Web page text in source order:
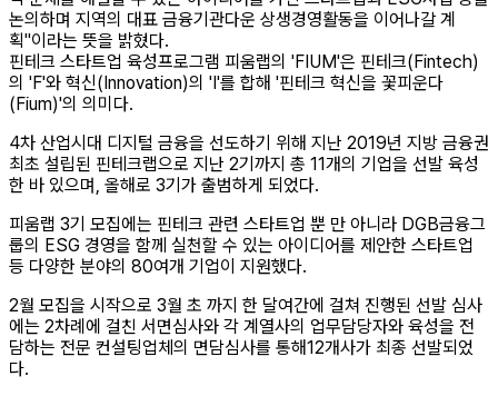
논의하며 지역의 대표 금융기관다운 상생경영활동을 이어나갈 계
획"이라는 뜻을 밝혔다.
핀테크 스타트업 육성프로그램 피움랩의 'FIUM'은 핀테크(Fintech)
의 'F'와 혁신(Innovation)의 'I'를 합해 '핀테크 혁신을 꽃피운다
(Fium)'의 의미다.
4차 산업시대 디지털 금융을 선도하기 위해 지난 2019년 지방 금융권
최초 설립된 핀테크랩으로 지난 2기까지 총 11개의 기업을 선발 육성
한 바 있으며, 올해로 3기가 출범하게 되었다.
피움랩 3기 모집에는 핀테크 관련 스타트업 뿐 만 아니라 DGB금융그
룹의 ESG 경영을 함께 실천할 수 있는 아이디어를 제안한 스타트업
등 다양한 분야의 80여개 기업이 지원했다.
2월 모집을 시작으로 3월 초 까지 한 달여간에 걸쳐 진행된 선발 심사
에는 2차례에 걸친 서면심사와 각 계열사의 업무담당자와 육성을 전
담하는 전문 컨설팅업체의 면담심사를 통해12개사가 최종 선발되었
다.